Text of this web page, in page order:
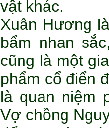
vật khác.
Xuân Hương
bẩm nhan
cũng là một
phẩm cổ điển
là quan niệm
Vợ chồng